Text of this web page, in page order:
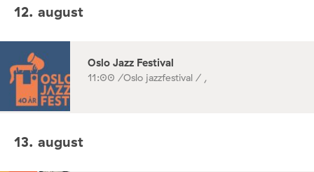
12. august
Oslo Jazz Festival
11:00 /Oslo jazzfestival / ,
13. august